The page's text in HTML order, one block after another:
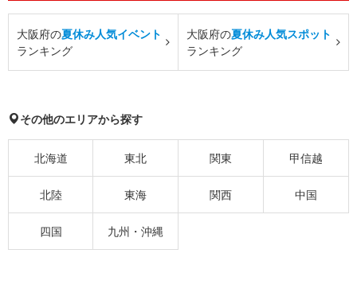
大阪府の夏休み人気イベント
ランキング
大阪府の夏休み人気スポット
ランキング
その他のエリアから探す
北海道 東北 関東 甲信越
北陸 東海 関西 中国
四国 九州・沖縄